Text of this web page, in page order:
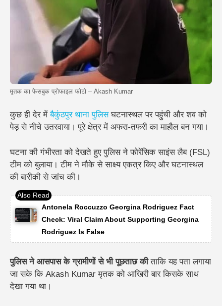
मृतक का फेसबुक प्रोफाइल फोटो – Akash Kumar
कुछ ही देर मेंबैकुंठपुर थाना पुलिसघटनास्थल पर पहुंची और शव को
पेड़ से नीचे उतरवाया। पूरे क्षेत्र में अफरा-तफरी का माहौल बन गया।
घटना की गंभीरता को देखते हुए पुलिस ने फोरेंसिक साइंस लैब (FSL)
टीम को बुलाया। टीम ने मौके से साक्ष्य एकत्र किए और घटनास्थल
की बारीकी से जांच की।
Antonela Roccuzzo Georgina Rodriguez Fact
Check: Viral Claim About Supporting Georgina
Rodriguez Is False
पुलिस ने आसपास के ग्रामीणों से भी पूछताछ कीताकि यह पता लगाया
जा सके कि Akash Kumar मृतक को आखिरी बार किसके साथ
देखा गया था।